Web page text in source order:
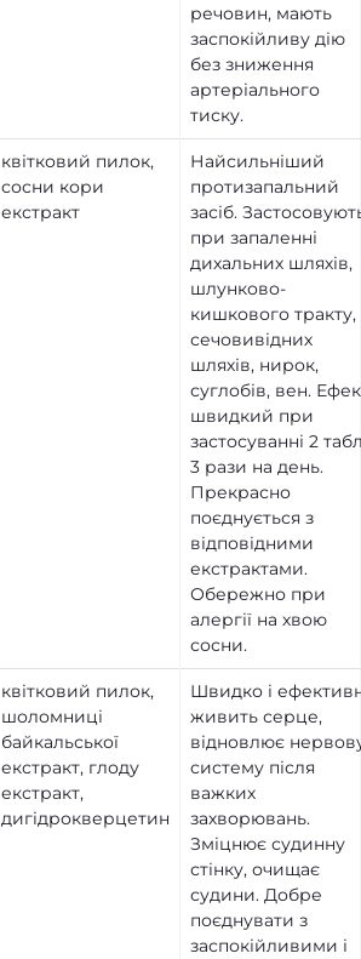
речовин, мають
заспокійливу дію
без зниження
артеріального
тиску.
квітковий пилок,
сосни кори
екстракт
Найсильніший
протизапальний
засіб.
при запаленні
дихальних шляхів,
шлунково-
кишкового тракту,
сечовивідних
шляхів, нирок,
суглобів, вен.
швидкий при
застосуванні 2
3 рази на день.
Прекрасно
поєднується з
відповідними
екстрактами.
Обережно при
алергії на хвою
сосни.
квітковий пилок,
шоломниці
байкальської
екстракт, глоду
екстракт,
дигідрокверцетин
Швидко і
живить серце,
відновлює
систему після
важких
захворювань.
Зміцнює судинну
стінку, очищає
судини. Добре
поєднувати з
заспокійливими і